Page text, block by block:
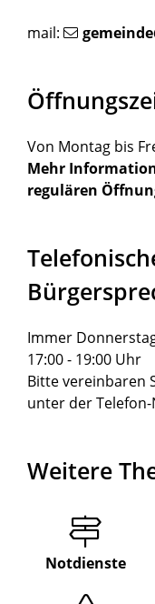
mail:
Von Montag bis
Mehr
regulären
Immer
17:00 - 19:00 Uhr
Bitte vereinbaren
unter der Telefon-
Weitere
Notdienste